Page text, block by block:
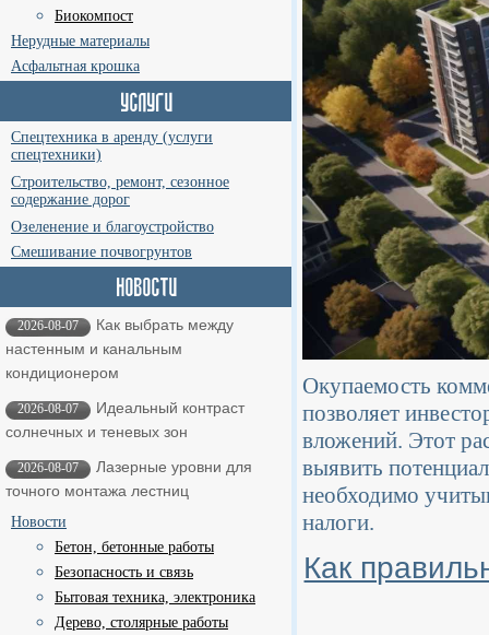
Биокомпост
Нерудные материалы
Асфальтная крошка
Спецтехника в аренду (услуги
спецтехники)
Строительство, ремонт, сезонное
содержание дорог
Озеленение и благоустройство
Смешивание почвогрунтов
2026-08-07
Как выбрать между
настенным и канальным
кондиционером
2026-08-07
Идеальный контраст
солнечных и теневых зон
2026-08-07
Лазерные уровни для
точного монтажа лестниц
Новости
Бетон, бетонные работы
Безопасность и связь
Бытовая техника, электроника
Дерево, столярные работы
Окупаемость
позволяет
вложений. Этот
выявить
необходимо
налоги.
Как